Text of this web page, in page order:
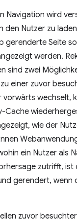
Navigation wird
den Nutzer zu
gerenderte Seite
werden.
sind zwei
einer zuvor
wechselt,
Cache
wie der
ein Nutzer als
zutrifft, ist
gerendert, wenn
zuvor